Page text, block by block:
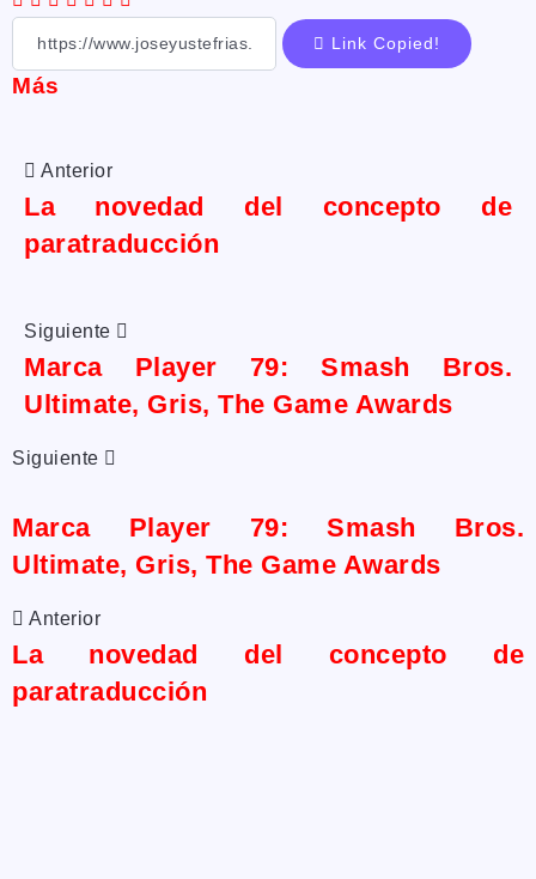
Link Copied!
Más
Anterior
La novedad del concepto de
paratraducción
Siguiente
Marca Player 79: Smash Bros.
Ultimate, Gris, The Game Awards
Siguiente
Marca Player 79: Smash Bros.
Ultimate, Gris, The Game Awards
Anterior
La novedad del concepto de
paratraducción